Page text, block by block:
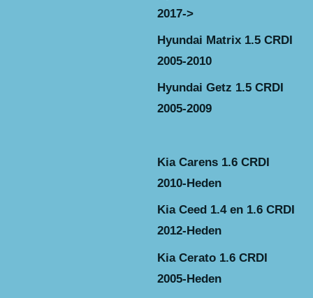
2017->
Hyundai Matrix 1.5 CRDI
2005-2010
Hyundai Getz 1.5 CRDI
2005-2009
Kia Carens 1.6 CRDI
2010-Heden
Kia Ceed 1.4 en 1.6 CRDI
2012-Heden
Kia Cerato 1.6 CRDI
2005-Heden